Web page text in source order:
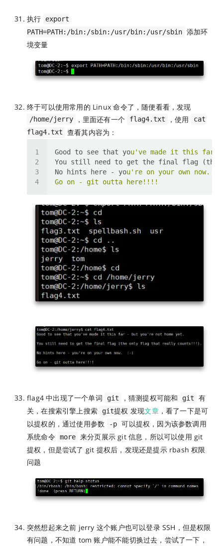
执行
export
PATH=PATH:/bin:/sbin:/usr/bin:/usr/sbin 添加环
境变量
终于可以使用常用的 Linux 命令了，随便看看，发现
/home/jerry ，里面还有一个 flag4.txt ，使用
cat
flag4.txt
查看其内容为：
Good to see that you've made it this far
No hints here - yo
flag4 中出现了一个单词 git ，猜测提权可能和 git
有
关，在搜索引擎上搜索
git提权 发现文章，看了一下是可
以提权的，通过使用参数
-p 可以提权，因为该参数调用
系统命令 more 来分页展示 git 信息，所以可以使用 git
提权，但是尝试了 git 提权后，发现还是提示 rbash 权限
问题
突然想起来之前 jerry 这个账户也可以登录 SSH，但是权限
有问题，不知道 tom 账户能不能切换过去，尝试了一下，